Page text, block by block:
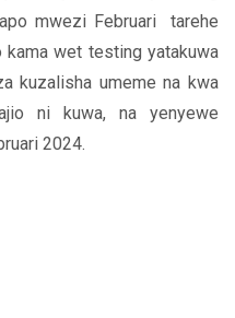
mwezi Februari tarehe
kama wet testing yatakuwa
kuzalisha umeme na kwa
ni kuwa, na yenyewe
2024.